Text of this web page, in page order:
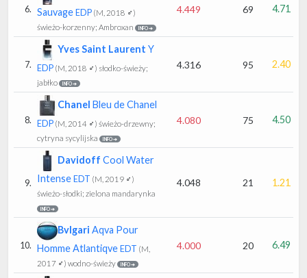
6. Sauvage EDP (M, 2018 ♂)
świeżo-korzenny; Ambroxan
INFO ➔
4.449 69 4.71
7.
Yves Saint Laurent Y
EDP (M, 2018 ♂) słodko-świeży;
jabłko
INFO ➔
4.316 95 2.40
8.
Chanel Bleu de Chanel
EDP (M, 2014 ♂) świeżo-drzewny;
cytryna sycylijska
INFO ➔
4.080 75 4.50
9.
Davidoff Cool Water
Intense EDT (M, 2019 ♂)
świeżo-słodki; zielona mandarynka
INFO ➔
4.048 21 1.21
10.
Bvlgari Aqva Pour
Homme Atlantiqve EDT (M,
2017 ♂) wodno-świeży INFO ➔
4.000 20 6.49